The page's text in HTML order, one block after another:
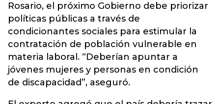
Rosario, el próximo Gobierno debe priorizar
políticas públicas a través de
condicionantes sociales para estimular la
contratación de población vulnerable en
materia laboral. “Deberían apuntar a
jóvenes mujeres y personas en condición
de discapacidad”, aseguró.